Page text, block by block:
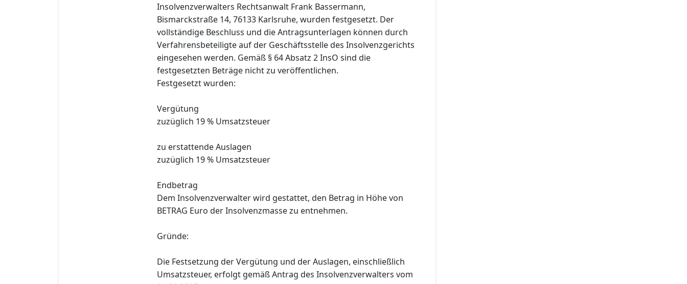
Insolvenzverwalters Rechtsanwalt Frank Bassermann,
Bismarckstraße 14, 76133 Karlsruhe, wurden festgesetzt. Der
vollständige Beschluss und die Antragsunterlagen können durch
Verfahrensbeteiligte auf der Geschäftsstelle des Insolvenzgerichts
eingesehen werden. Gemäß § 64 Absatz 2 InsO sind die
festgesetzten Beträge nicht zu veröffentlichen.
Festgesetzt wurden:
Vergütung
zuzüglich 19 % Umsatzsteuer
zu erstattende Auslagen
zuzüglich 19 % Umsatzsteuer
Endbetrag
Dem Insolvenzverwalter wird gestattet, den Betrag in Höhe von
BETRAG Euro der Insolvenzmasse zu entnehmen.
Gründe:
Die Festsetzung der Vergütung und der Auslagen, einschließlich
Umsatzsteuer, erfolgt gemäß Antrag des Insolvenzverwalters vom